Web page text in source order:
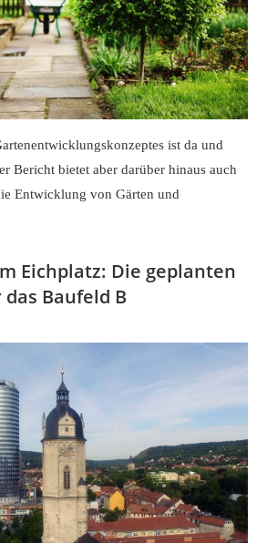
ist da und
Bericht bietet aber darüber hinaus auch
Entwicklung von Gärten und
Eichplatz: Die geplanten
Baufeld B